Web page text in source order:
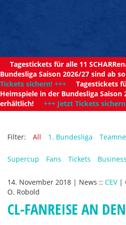
Tagestickets für alle 11
Bundesliga Saison 2026/27 sind ab
Tickets sichern! +++ Tagestickets
Heimspiele in der Bundesliga
erhältlich! +++ Jetzt Tickets
Filter: All 1. Bundesliga
Supercup Fans Tickets Business
14. November 2018 | News :: CEV |
O. Robold
CL-FANREISE AN